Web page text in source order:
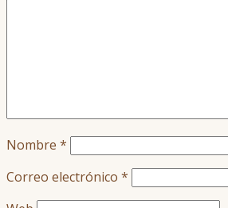
Nombre *
Correo electrónico *